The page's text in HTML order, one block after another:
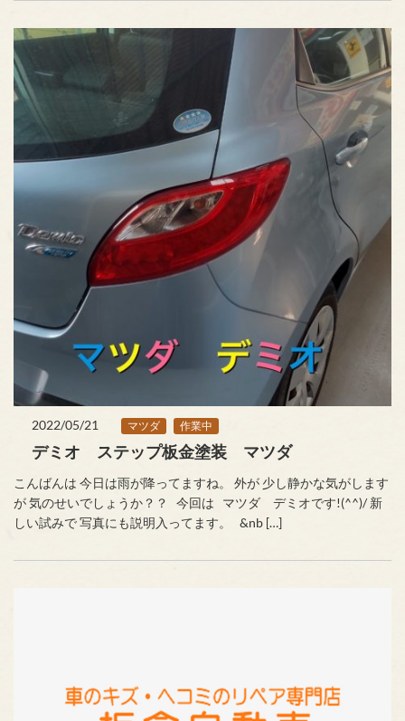
2022/05/21 マツダ 作業中
デミオ ステップ板金塗装 マツダ
こんばんは 今日は雨が降ってますね。 外が 少し静かな気がします
が 気のせいでしょうか？？ 今回は マツダ デミオです!(^^)/ 新
しい試みで 写真にも説明入ってます。 &nb […]